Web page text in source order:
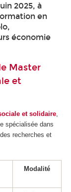
2025, à
en
économie
Master
et
et solidaire
spécialisée dans
recherches et
Modalité